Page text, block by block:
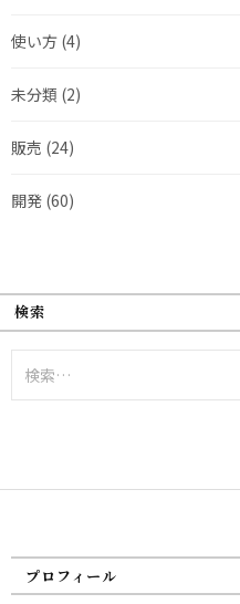
使い方 (4)
未分類 (2)
販売 (24)
開発 (60)
検索
索:
プロフィール